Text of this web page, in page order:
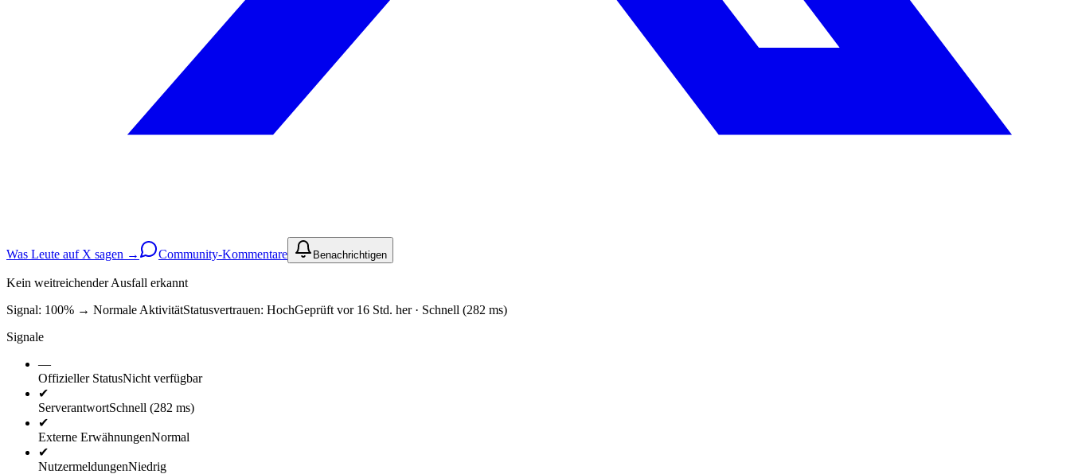
Was Leute auf X sagen → Community-Kommentare Benachrichtigen
Kein weitreichender Ausfall erkannt
Signal: 100% → Normale AktivitätStatusvertrauen: HochGeprüft vor 16 Std. her · Schnell (282 ms)
Signale
—
Offizieller StatusNicht verfügbar
✔
ServerantwortSchnell (282 ms)
✔
Externe ErwähnungenNormal
✔
NutzermeldungenNiedrig